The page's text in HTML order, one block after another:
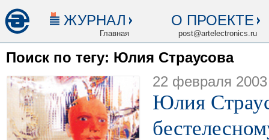
ЖУРНАЛ
Главная
О ПРОЕКТЕ
post@artelectronics.ru
Поиск по тегу: Юлия Страусова
22 февраля 2003
Юлия